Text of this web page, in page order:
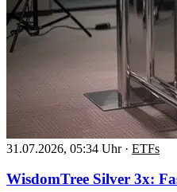
31.07.2026, 05:34 Uhr · ETFs
WisdomTree Silver 3x: